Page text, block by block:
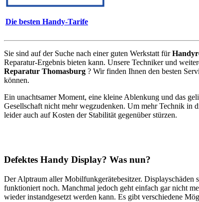
Die besten Handy-Tarife
Sie sind auf der Suche nach einer guten Werkstatt für
Reparatur-Ergebnis bieten kann. Unsere Techniker und
Reparatur Thomasburg ? Wir finden Ihnen den besten
können.
Ein unachtsamer Moment, eine kleine Ablenkung und das
Gesellschaft nicht mehr wegzudenken. Um mehr Technik in
leider auch auf Kosten der Stabilität gegenüber stürzen.
Defektes Handy Display? Was nun?
Der Alptraum aller Mobilfunkgerätebesitzer. Displayschäden
funktioniert noch. Manchmal jedoch geht einfach gar nicht
wieder instandgesetzt werden kann. Es gibt verschiedene